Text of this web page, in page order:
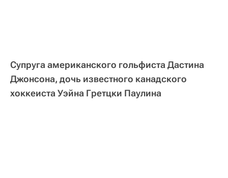
Супруга американского гольфиста Дастина
Джонсона, дочь известного канадского
хоккеиста Уэйна Гретцки Паулина